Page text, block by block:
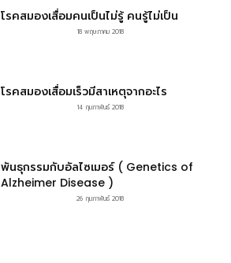
โรคสมองเสื่อมคนเป็นไม่รู้ คนรู้ไม่เป็น
18 พฤษภาคม 2018
โรคสมองเสื่อมเร็วมีสาเหตุจากอะไร
14 กุมภาพันธ์ 2018
พันธุกรรมกับอัลไซเมอร์ ( Genetics of
Alzheimer Disease )
26 กุมภาพันธ์ 2018